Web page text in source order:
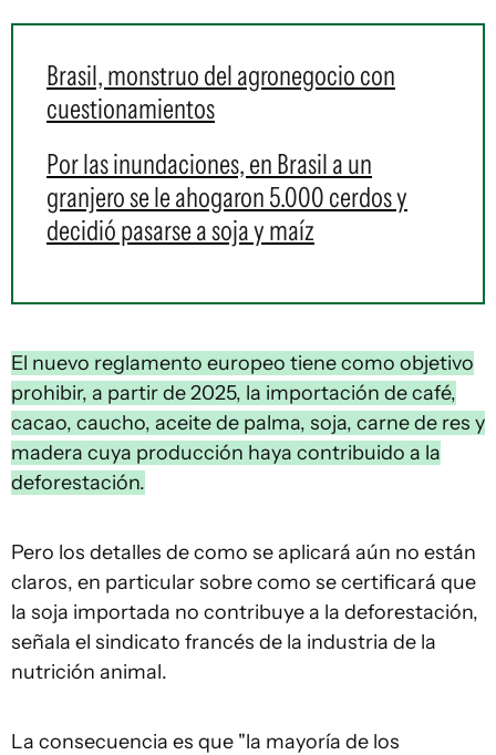
Brasil, monstruo del agronegocio con
cuestionamientos
Por las inundaciones, en Brasil a un
granjero se le ahogaron 5.000 cerdos y
decidió pasarse a soja y maíz
El nuevo reglamento europeo tiene como objetivo
prohibir, a partir de 2025, la importación de café,
cacao, caucho, aceite de palma, soja, carne de res y
madera cuya producción haya contribuido a la
deforestación.
Pero los detalles de como se aplicará aún no están
claros, en particular sobre como se certificará que
la soja importada no contribuye a la deforestación,
señala el sindicato francés de la industria de la
nutrición animal.
La consecuencia es que "la mayoría de los